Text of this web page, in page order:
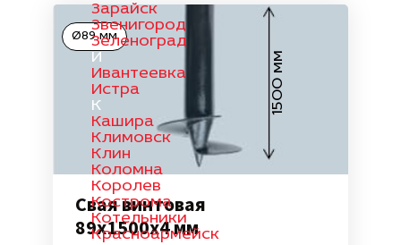
Зарайск
Звенигород
Зеленоград
И
Ивантеевка
Истра
К
Кашира
Климовск
Клин
Коломна
Королев
Кострома
Котельники
Красноармейск
1500 мм
Ø89 мм
Свая винтовая
89х1500х4 мм